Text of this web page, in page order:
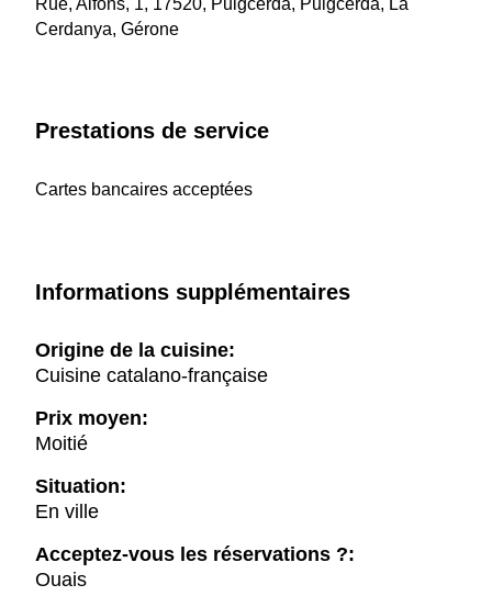
Rue, Alfons, 1, 17520, Puigcerdà, Puigcerdà, La
Cerdanya, Gérone
Prestations de service
Cartes bancaires acceptées
Informations supplémentaires
Origine de la cuisine:
Cuisine catalano-française
Prix moyen:
Moitié
Situation:
En ville
Acceptez-vous les réservations ?:
Ouais